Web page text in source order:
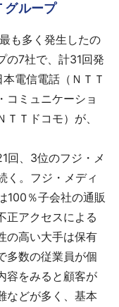
ループ
も多く発生したの
の7社で、計31回発
電信電話（ＮＴＴ
コミュニケーショ
Ｔドコモ）が、
回、3位のフジ・メ
く。フジ・メディ
100％子会社の通販
正アクセスによる
の高い大手は保有
多数の従業員が個
容をみると顧客が
などが多く、基本